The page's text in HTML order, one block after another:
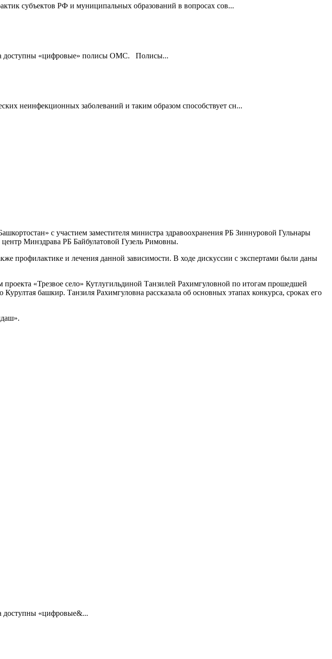
субъектов РФ и муниципальных образований в вопросах сов...
доступны «цифровые» полисы ОМС. Полисы...
неинфекционных заболеваний и таким образом способствует сн...
с участием заместителя министра здравоохранения РБ Зиннуровой Гульнары
Минздрава РБ Байбулатовой Гузель Римовны.
профилактике и лечения данной зависимости. В ходе дискуссии с экспертами были даны
«Трезвое село» Кутлугильдиной Танзилей Рахимгуловной по итогам прошедшей
башкир. Танзиля Рахимгуловна рассказала об основных этапах конкурса, сроках его
доступны «цифровые&...